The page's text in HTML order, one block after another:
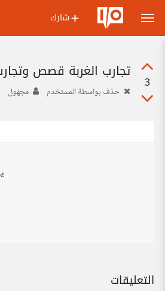
شارك
3
تجارب الغربة قصص
حذف بواسطة المستخدم مجهول
التعليقات